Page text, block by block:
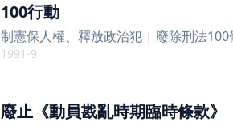
100行動
制憲保人權、釋放政治犯 | 廢除刑法
1991-9
廢止《動員戡亂時期臨時條款》